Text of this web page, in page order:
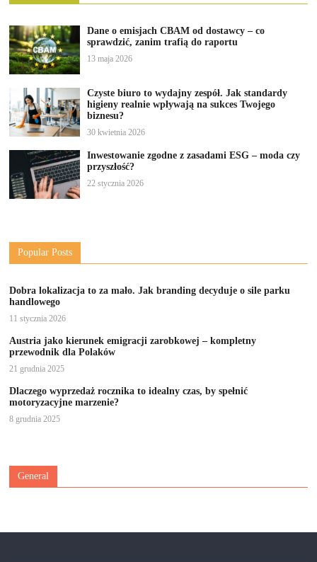
Dane o emisjach CBAM od dostawcy – co
sprawdzić, zanim trafią do raportu
13 maja 2026
Czyste biuro to wydajny zespół. Jak standardy
higieny realnie wpływają na sukces Twojego
biznesu?
30 kwietnia 2026
Inwestowanie zgodne z zasadami ESG – moda czy
przyszłość?
22 stycznia 2026
Popular Posts
Dobra lokalizacja to za mało. Jak branding decyduje o sile parku
handlowego
11 stycznia 2026
Austria jako kierunek emigracji zarobkowej – kompletny
przewodnik dla Polaków
21 grudnia 2025
Dlaczego wyprzedaż rocznika to idealny czas, by spełnić
motoryzacyjne marzenie?
8 grudnia 2025
General